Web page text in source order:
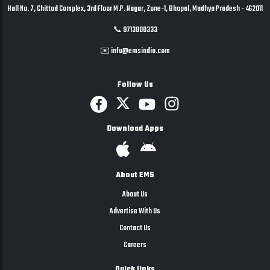
Hall No. 7, Chittod Complex, 3rd Floor M.P. Nagar, Zone-1, Bhopal, Madhya Pradesh - 462011
📞 9713000333
✉️ info@emsindia.com
Follow Us
Download Apps
About EMS
About Us
Advertise With Us
Contact Us
Careers